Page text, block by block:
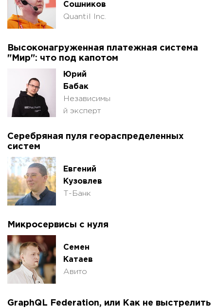
Сошников
Quantil Inc.
Высоконагруженная платежная система
"Мир": что под капотом
Юрий
Бабак
Независимы
й эксперт
Серебряная пуля геораспределенных
систем
Евгений
Кузовлев
Т-Банк
Микросервисы с нуля
Семен
Катаев
Авито
GraphQL Federation, или Как не выстрелить